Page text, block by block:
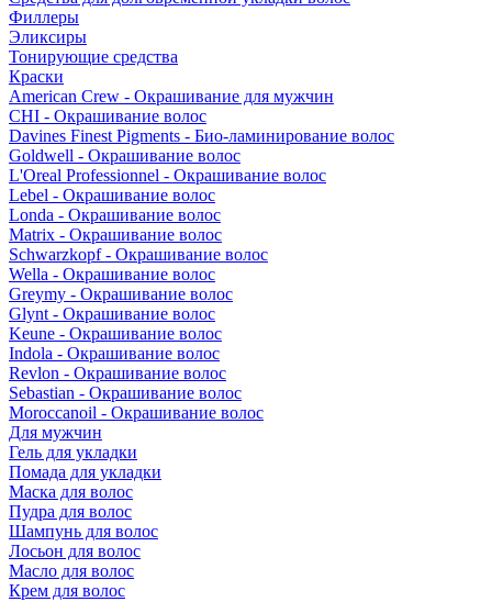
Филлеры
Эликсиры
Тонирующие средства
Краски
American Crew - Окрашивание для мужчин
CHI - Окрашивание волос
Davines Finest Pigments - Био-ламинирование волос
Goldwell - Окрашивание волос
L'Oreal Professionnel - Окрашивание волос
Lebel - Окрашивание волос
Londa - Окрашивание волос
Matrix - Окрашивание волос
Schwarzkopf - Окрашивание волос
Wella - Окрашивание волос
Greymy - Окрашивание волос
Glynt - Окрашивание волос
Keune - Окрашивание волос
Indola - Окрашивание волос
Revlon - Окрашивание волос
Sebastian - Окрашивание волос
Moroccanoil - Окрашивание волос
Для мужчин
Гель для укладки
Помада для укладки
Маска для волос
Пудра для волос
Шампунь для волос
Лосьон для волос
Масло для волос
Крем для волос